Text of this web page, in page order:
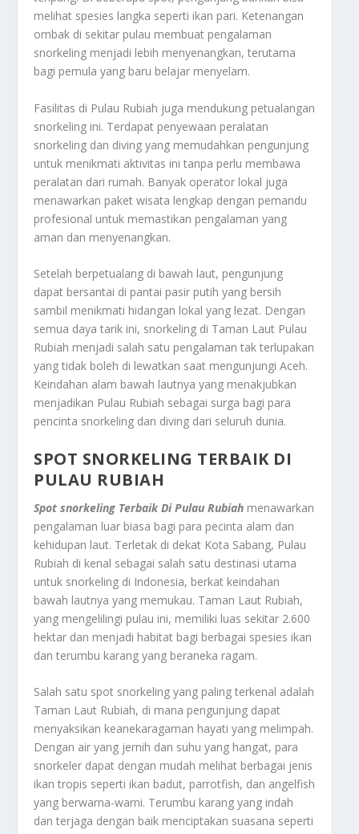
melihat spesies langka seperti ikan pari. Ketenangan
ombak di sekitar pulau membuat pengalaman
snorkeling menjadi lebih menyenangkan, terutama
bagi pemula yang baru belajar menyelam.
Fasilitas di Pulau Rubiah juga mendukung petualangan
snorkeling ini. Terdapat penyewaan peralatan
snorkeling dan diving yang memudahkan pengunjung
untuk menikmati aktivitas ini tanpa perlu membawa
peralatan dari rumah. Banyak operator lokal juga
menawarkan paket wisata lengkap dengan pemandu
profesional untuk memastikan pengalaman yang
aman dan menyenangkan.
Setelah berpetualang di bawah laut, pengunjung
dapat bersantai di pantai pasir putih yang bersih
sambil menikmati hidangan lokal yang lezat. Dengan
semua daya tarik ini, snorkeling di Taman Laut Pulau
Rubiah menjadi salah satu pengalaman tak terlupakan
yang tidak boleh di lewatkan saat mengunjungi Aceh.
Keindahan alam bawah lautnya yang menakjubkan
menjadikan Pulau Rubiah sebagai surga bagi para
pencinta snorkeling dan diving dari seluruh dunia.
SPOT SNORKELING TERBAIK DI
PULAU RUBIAH
Spot snorkeling Terbaik Di Pulau Rubiah menawarkan
pengalaman luar biasa bagi para pecinta alam dan
kehidupan laut. Terletak di dekat Kota Sabang, Pulau
Rubiah di kenal sebagai salah satu destinasi utama
untuk snorkeling di Indonesia, berkat keindahan
bawah lautnya yang memukau. Taman Laut Rubiah,
yang mengelilingi pulau ini, memiliki luas sekitar 2.600
hektar dan menjadi habitat bagi berbagai spesies ikan
dan terumbu karang yang beraneka ragam.
Salah satu spot snorkeling yang paling terkenal adalah
Taman Laut Rubiah, di mana pengunjung dapat
menyaksikan keanekaragaman hayati yang melimpah.
Dengan air yang jernih dan suhu yang hangat, para
snorkeler dapat dengan mudah melihat berbagai jenis
ikan tropis seperti ikan badut, parrotfish, dan angelfish
yang berwarna-warni. Terumbu karang yang indah
dan terjaga dengan baik menciptakan suasana seperti